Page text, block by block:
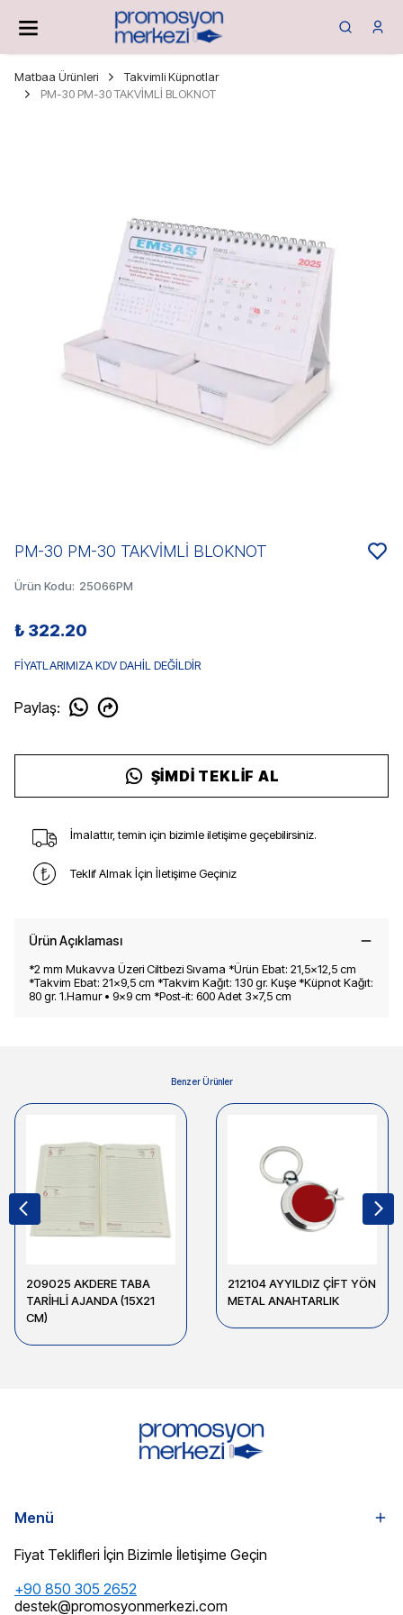
Matbaa Ürünleri
Takvimli Küpnotlar
PM-30 PM-30 TAKVİMLİ BLOKNOT
PM-30 PM-30 TAKVİMLİ BLOKNOT
Ürün Kodu: 25066PM
₺ 322.20
FİYATLARIMIZA KDV DAHİL DEĞİLDİR
Paylaş:
ŞIMDI TEKLIF AL
İmalattır, temin için bizimle iletişime geçebilirsiniz.
Teklif Almak İçin İletişime Geçiniz
Ürün Açıklaması
*2 mm Mukavva Üzeri Ciltbezi Sıvama *Ürün Ebat: 21,5x12,5 cm
*Takvim Ebat: 21x9,5 cm *Takvim Kağıt: 130 gr. Kuşe *Küpnot Kağıt:
80 gr. 1.Hamur • 9x9 cm *Post-it: 600 Adet 3x7,5 cm
Benzer Ürünler
209025 AKDERE TABA
TARİHLİ AJANDA (15X21
CM)
212104 AYYILDIZ ÇİFT YÖN
METAL ANAHTARLIK
Menü
Fiyat Teklifleri İçin Bizimle İletişime Geçin
+90 850 305 2652
destek@promosyonmerkezi.com